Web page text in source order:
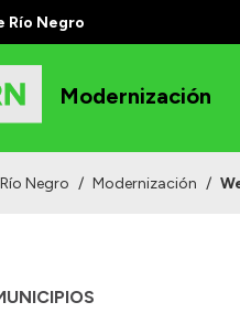
Río Negro
Modernización
Negro / Modernización /